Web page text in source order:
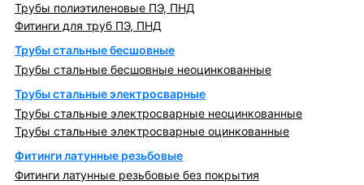
Трубы полиэтиленовые ПЭ, ПНД
Фитинги для труб ПЭ, ПНД
Трубы стальные бесшовные
Трубы стальные бесшовные неоцинкованные
Трубы стальные электросварные
Трубы стальные электросварные неоцинкованные
Трубы стальные электросварные оцинкованные
Фитинги латунные резьбовые
Фитинги латунные резьбовые без покрытия